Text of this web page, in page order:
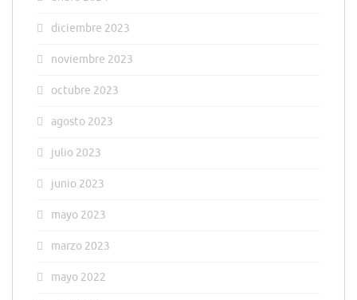
diciembre 2023
noviembre 2023
octubre 2023
agosto 2023
julio 2023
junio 2023
mayo 2023
marzo 2023
mayo 2022